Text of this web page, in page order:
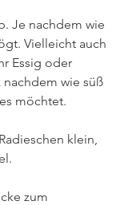
Je nachdem wie
Vielleicht auch
Essig oder
wie süß
möchtet.
klein,
zum